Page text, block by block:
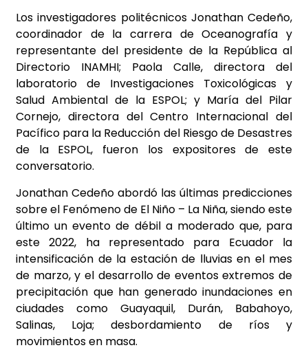
Los investigadores politécnicos Jonathan Cedeño,
coordinador de la carrera de Oceanografía y
representante del presidente de la República al
Directorio INAMHI; Paola Calle, directora del
laboratorio de Investigaciones Toxicológicas y
Salud Ambiental de la ESPOL; y María del Pilar
Cornejo, directora del Centro Internacional del
Pacífico para la Reducción del Riesgo de Desastres
de la ESPOL, fueron los expositores de este
conversatorio.
Jonathan Cedeño abordó las últimas predicciones
sobre el Fenómeno de El Niño – La Niña, siendo este
último un evento de débil a moderado que, para
este 2022, ha representado para Ecuador la
intensificación de la estación de lluvias en el mes
de marzo, y el desarrollo de eventos extremos de
precipitación que han generado inundaciones en
ciudades como Guayaquil, Durán, Babahoyo,
Salinas, Loja; desbordamiento de ríos y
movimientos en masa.